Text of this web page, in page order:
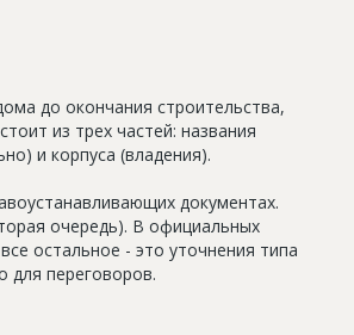
до окончания строительства,
из трех частей: названия
и корпуса (владения).
документах.
очередь). В официальных
остальное - это уточнения типа
для переговоров.